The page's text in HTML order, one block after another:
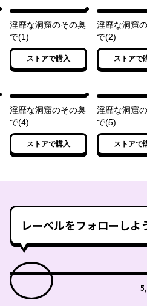
淫靡な洞窟のその奥
で(1)
ストアで購入
淫靡な洞窟
で(2)
ストアで
淫靡な洞窟のその奥
で(4)
ストアで購入
淫靡な洞窟
で(5)
ストアで
レーベルをフォローしよ